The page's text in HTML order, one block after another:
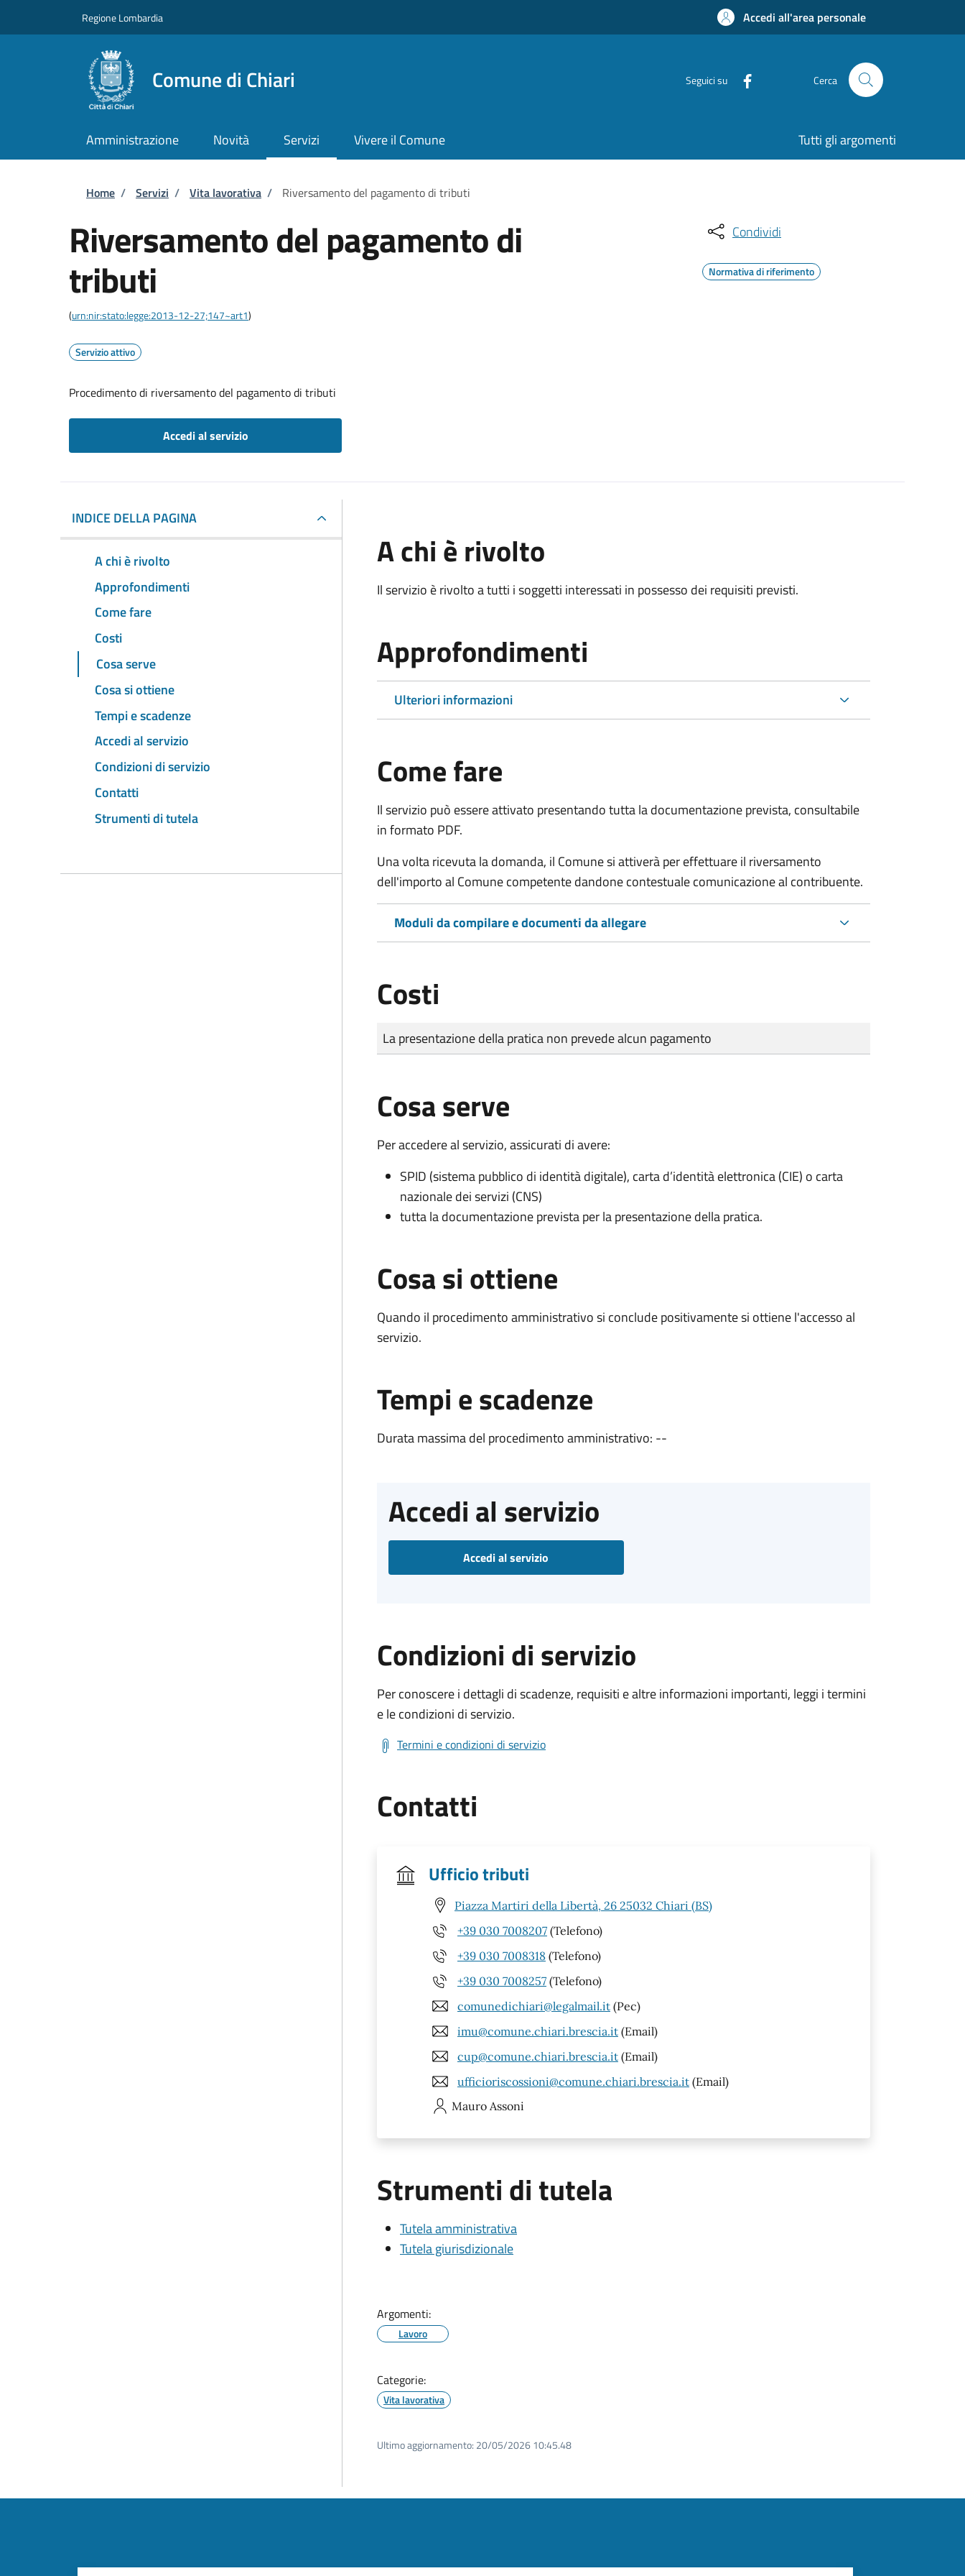
Regione Lombardia Accedi all'area personale
Comune di Chiari Seguici su Cerca
Amministrazione Novità Servizi Vivere il Comune Tutti gli argomenti
Briciole di pane
Home / Servizi / Vita lavorativa / Riversamento del pagamento di tributi
Riversamento del pagamento di
tributi
(urn:nir:stato:legge:2013-12-27;147~art1)
Servizio attivo
Procedimento di riversamento del pagamento di tributi
Accedi al servizio
Condividi
Normativa di riferimento
INDICE DELLA PAGINA
A chi è rivolto
Approfondimenti
Come fare
Costi
Cosa serve
Cosa si ottiene
Tempi e scadenze
Accedi al servizio
Condizioni di servizio
Contatti
Strumenti di tutela
A chi è rivolto
Il servizio è rivolto a tutti i soggetti interessati in possesso dei requisiti previsti.
Approfondimenti
Ulteriori informazioni
Come fare
Il servizio può essere attivato presentando tutta la documentazione prevista, consultabile
in formato PDF.
Una volta ricevuta la domanda, il Comune si attiverà per effettuare il riversamento
dell'importo al Comune competente dandone contestuale comunicazione al contribuente.
Moduli da compilare e documenti da allegare
Costi
Tipo di pagamento
Importo
La presentazione della pratica non prevede alcun pagamento
Cosa serve
Per accedere al servizio, assicurati di avere:
SPID (sistema pubblico di identità digitale), carta d’identità elettronica (CIE) o carta
nazionale dei servizi (CNS)
tutta la documentazione prevista per la presentazione della pratica.
Cosa si ottiene
Quando il procedimento amministrativo si conclude positivamente si ottiene l'accesso al
servizio.
Tempi e scadenze
Durata massima del procedimento amministrativo: --
Accedi al servizio
Accedi al servizio
Condizioni di servizio
Per conoscere i dettagli di scadenze, requisiti e altre informazioni importanti, leggi i termini
e le condizioni di servizio.
Termini e condizioni di servizio
Contatti
Ufficio tributi
Piazza Martiri della Libertà, 26 25032 Chiari (BS)
+39 030 7008207 (Telefono)
+39 030 7008318 (Telefono)
+39 030 7008257 (Telefono)
comunedichiari@legalmail.it (Pec)
imu@comune.chiari.brescia.it (Email)
cup@comune.chiari.brescia.it (Email)
ufficioriscossioni@comune.chiari.brescia.it (Email)
Mauro Assoni
Strumenti di tutela
Tutela amministrativa
Tutela giurisdizionale
Argomenti:
Lavoro
Categorie:
Vita lavorativa
Ultimo aggiornamento: 20/05/2026 10:45.48